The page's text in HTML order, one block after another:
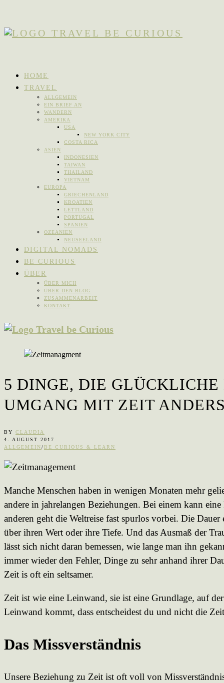
HOME
TRAVEL
ALLGEMEIN
EIN BRIEF AN
WANDERN
AMERIKA
USA
NEW YORK CITY
COSTA RICA
ASIEN
INDONESIEN
TAIWAN
THAILAND
VIETNAM
EUROPA
GRIECHENLAND
KROATIEN
LETTLAND
PORTUGAL
SPANIEN
OZEANIEN
NEUSEELAND
DIGITAL NOMADS
BE CURIOUS
ÜBER
ÜBER MICH
ÜBER DEN BLOG
ZUSAMMENARBEIT
KONTAKT
5 DINGE, DIE
UMGANG MIT ZEIT
BY CLAUDIA
4. AUGUST 2017
ALLGEMEIN/BE CURIOUS & LEARN
Manche Menschen haben in wenigen Monaten mehr
andere in jahrelangen Beziehungen. Bei einem kann
anderen geht die Weltreise fast spurlos vorbei. Die
über ihren Wert oder ihre Tiefe. Und das Ausmaß der
lässt sich nicht daran bemessen, wie lange man ihn
immer wieder den Fehler, Dinge zu sehr anhand ihrer
Zeit is oft ein seltsamer.
Zeit ist wie eine Leinwand, sie ist eine Grundlage, auf
Leinwand kommt, dass entscheidest du und nicht die
Das Missverständnis
Unsere Beziehung zu Zeit ist oft voll von